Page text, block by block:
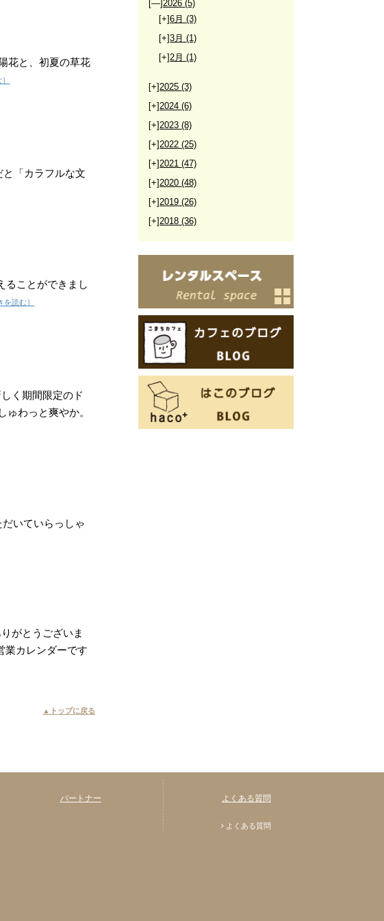
花と、初夏の草花
「カラフルな文
ることができまし
を読む］
く期間限定のド
わっと爽やか。
いていらっしゃ
がとうございま
業カレンダーです
▲トップに戻る
[—]2026(5)
[+]6月(3)
[+]3月(1)
[+]2月(1)
[+]2025(3)
[+]2024(6)
[+]2023(8)
[+]2022(25)
[+]2021(47)
[+]2020(48)
[+]2019(26)
[+]2018(36)
パートナー よくある質問
よくある質問